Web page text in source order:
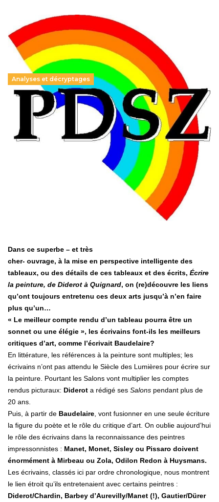
Analyses et décryptages
Hongrie : du changement pour les politiques
éducatives, aussi !
25 juin 2026
En Hongrie, le conservateur Peter Magyar et son parti
Tisza "Respect et liberté" ont remporté une large victoire,
contre le premier ministre sortant, Viktor Orban,…
Dans ce superbe – et très
cher- ouvrage, à la mise en perspective intelligente des
tableaux, ou des détails de ces tableaux et des écrits, Écrire
la peinture, de Diderot à Quignard, on (re)découvre les liens
qu’ont toujours entretenu ces deux arts jusqu’à n’en faire
plus qu’un…
« Le meilleur compte rendu d’un tableau pourra être un
sonnet ou une élégie », les écrivains font-ils les meilleurs
critiques d’art, comme l’écrivait Baudelaire?
En littérature, les références à la peinture sont multiples; les
écrivains n’ont pas attendu le Siècle des Lumières pour écrire sur
la peinture. Pourtant les Salons vont multiplier les comptes
rendus picturaux: Diderot a rédigé ses Salons pendant plus de
20 ans.
Puis, à partir de Baudelaire , vont fusionner en une seule écriture
la figure du poète et le rôle du critique d’art. On oublie aujourd’hui
le rôle des écrivains dans la reconnaissance des peintres
impressonnistes : Manet, Monet, Sisley ou Pissaro doivent
énormément à Mirbeau ou Zola, Odilon Redon à Huysmans.
Les écrivains, classés ici par ordre chronologique, nous montrent
le lien étroit qu’ils entretenaient avec certains peintres :
Diderot/Chardin, Barbey d’Aurevilly/Manet (!), Gautier/Dürer